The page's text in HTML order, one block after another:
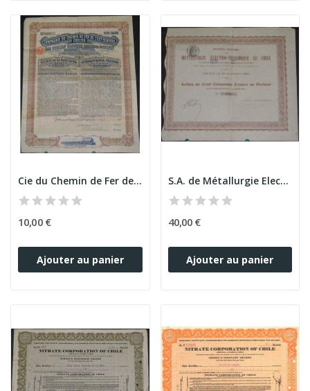
Cie du Chemin de Fer de l'Est Central Chilien
10,00 €
Ajouter au panier
S.A. de Métallurgie Electro-Thermique au Chili
40,00 €
Ajouter au panier